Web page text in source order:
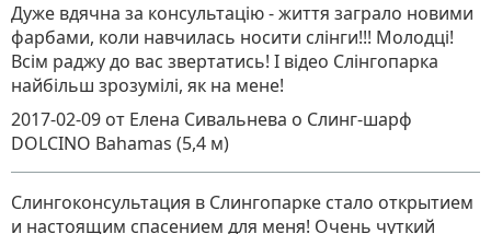
Дуже вдячна за консультацію - життя заграло новими
фарбами, коли навчилась носити слінги!!! Молодці!
Всім раджу до вас звертатись! І відео Слінгопарка
найбільш зрозумілі, як на мене!
2017-02-09 от Елена Сивальнева о Слинг-шарф
DOLCINO Bahamas (5,4 м)
Слингоконсультация в Слингопарке стало открытием
и настоящим спасением для меня! Очень чуткий